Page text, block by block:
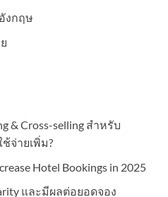
งกฤษ
& Cross-selling สำหรับ
จ่ายเพิ่ม?
Hotel Bookings in 2025
และมีผลต่อยอดจอง